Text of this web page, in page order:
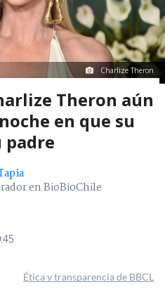
Charlize Theron
Theron aún
en que su
padre
en BioBioChile
Ética y transparencia de BBCL